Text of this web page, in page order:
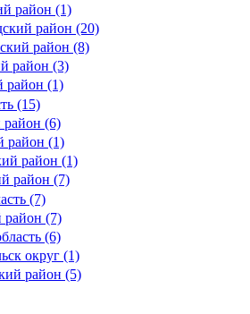
район (1)
район (20)
район (8)
район (3)
(1)
(15)
район (6)
район (1)
район (1)
район (7)
(7)
район (7)
(6)
округ (1)
район (5)